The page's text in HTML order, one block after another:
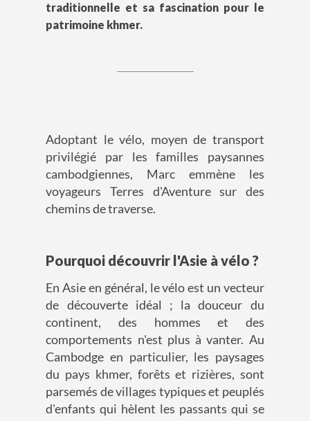
traditionnelle et sa fascination pour le
patrimoine khmer.
Adoptant le vélo, moyen de transport
privilégié par les familles paysannes
cambodgiennes, Marc emmène les
voyageurs Terres d'Aventure sur des
chemins de traverse.
Pourquoi découvrir l'Asie à vélo ?
En Asie en général, le vélo est un vecteur
de découverte idéal ; la douceur du
continent, des hommes et des
comportements n'est plus à vanter. Au
Cambodge en particulier, les paysages
du pays khmer, forêts et rizières, sont
parsemés de villages typiques et peuplés
d'enfants qui hèlent les passants qui se